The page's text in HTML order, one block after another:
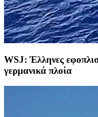
WSJ: Έλληνες
γερμανικά πλοία